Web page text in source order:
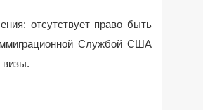
отсутствует право быть
Службой США
визы.